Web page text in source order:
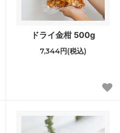
ドライ金柑 500g
7,344円(税込)